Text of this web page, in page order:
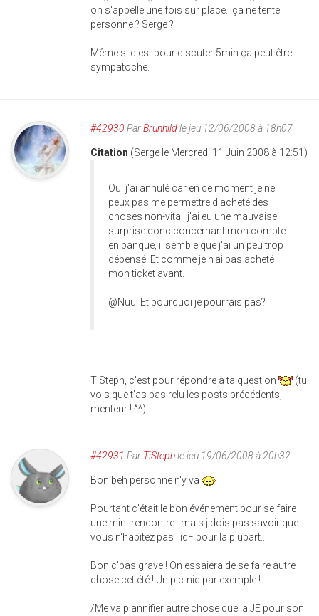
on s'appelle une fois sur place...ça ne tente
personne ? Serge ?
Même si c'est pour discuter 5min ça peut être
sympatoche.
#42930 ParBrunhildle jeu 12/06/2008 à 18h07
Citation (Serge le Mercredi 11 Juin 2008 à 12:51)
Oui j'ai annulé car en ce moment je ne
peux pas me permettre d'acheté des
choses non-vital, j'ai eu une mauvaise
surprise donc concernant mon compte
en banque, il semble que j'ai un peu trop
dépensé. Et comme je n'ai pas acheté
mon ticket avant.
@Nuu: Et pourquoi je pourrais pas?
TiSteph, c'est pour répondre à ta question
(tu
vois que t'as pas relu les posts précédents,
menteur ! ^^)
#42931 Par TiStephle jeu 19/06/2008 à 20h32
Bon beh personne n'y va
Pourtant c'était le bon événement pour se faire
une mini-rencontre...mais j'dois pas savoir que
vous n'habitez pas l'idF pour la plupart...
Bon c'pas grave ! On essaiera de se faire autre
chose cet été ! Un pic-nic par exemple !
/Me va plannifier autre chose que la JE pour son